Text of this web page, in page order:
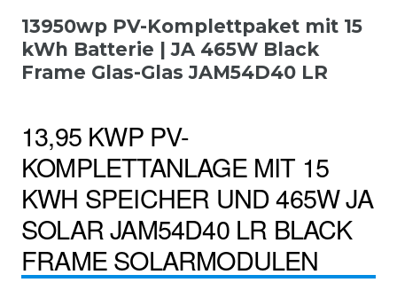
13950wp PV-Komplettpaket mit 15
kWh Batterie | JA 465W Black
Frame Glas-Glas JAM54D40 LR
13,95 KWP PV-
KOMPLETTANLAGE MIT 15
KWH SPEICHER UND 465W JA
SOLAR JAM54D40 LR BLACK
FRAME SOLARMODULEN